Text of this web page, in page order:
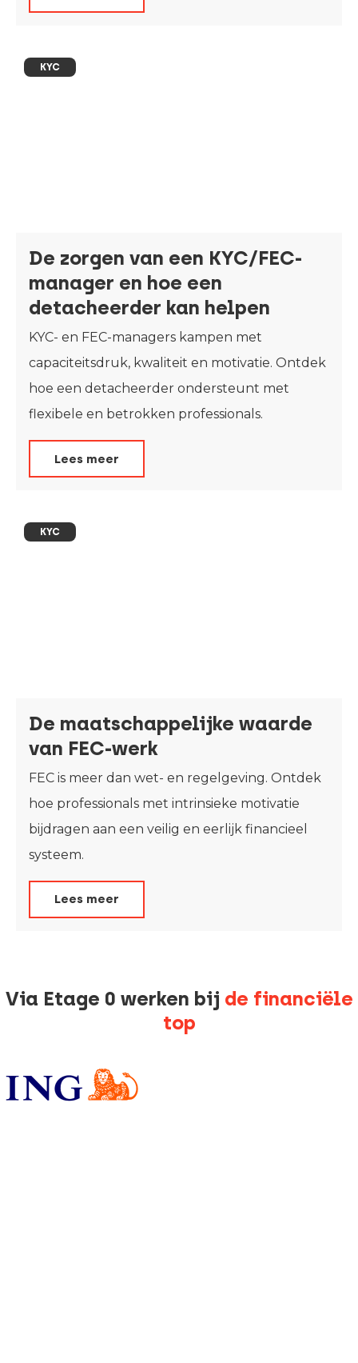
KYC
De zorgen van een KYC/FEC-
manager en hoe een
detacheerder kan helpen
KYC- en FEC-managers kampen met
capaciteitsdruk, kwaliteit en motivatie. Ontdek
hoe een detacheerder ondersteunt met
flexibele en betrokken professionals.
Lees meer
KYC
De maatschappelijke waarde
van FEC-werk
FEC is meer dan wet- en regelgeving. Ontdek
hoe professionals met intrinsieke motivatie
bijdragen aan een veilig en eerlijk financieel
systeem.
Lees meer
Via Etage 0 werken bij de financiële
top